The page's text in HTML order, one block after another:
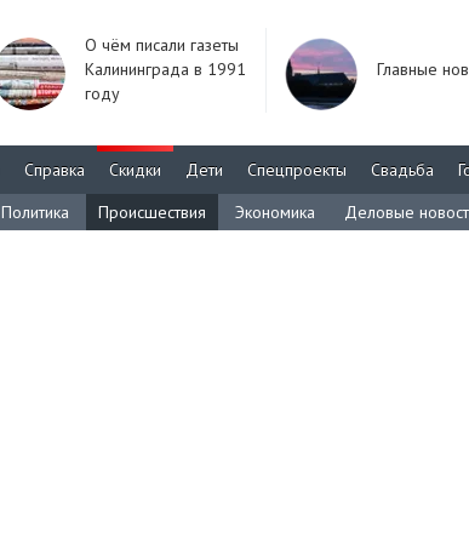
О чём писали газеты
Калининграда в 1991
году
Главные
Справка Скидки Дети Спецпроекты Свадьба
Политика Происшествия Экономика Деловые